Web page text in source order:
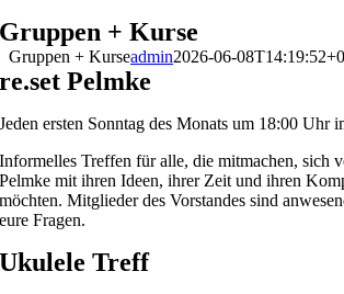
Gruppen + Kurse
Gruppen + Kurseadmin2026-06-
re.set Pelmke
Jeden ersten Sonntag des Monats um 18:00 Uhr
Informelles Treffen für alle, die mitmachen, sich
Pelmke mit ihren Ideen, ihrer Zeit und ihren
möchten. Mitglieder des Vorstandes sind
eure Fragen.
Ukulele Treff